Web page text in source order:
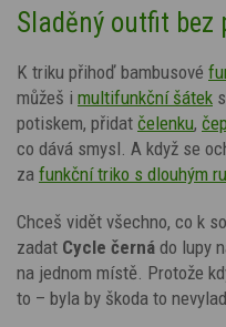
Sladěný outfit bez
K triku přihoď bambusové
můžeš i multifunkční šátek
potiskem, přidat čelenku,
co dává smysl. A když se
za funkční triko s dlouhým
Chceš vidět všechno, co k
zadat Cycle černá do lupy
na jednom místě. Protože
to – byla by škoda to